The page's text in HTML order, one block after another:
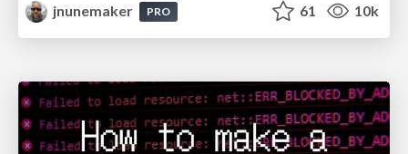
jnunemaker
PRO 61 10k